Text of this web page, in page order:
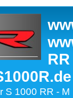
S 1000 RR -